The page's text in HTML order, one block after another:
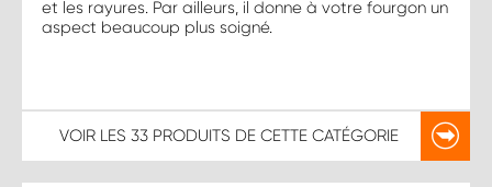
et les rayures. Par ailleurs, il donne à votre fourgon un
aspect beaucoup plus soigné.
VOIR LES 33 PRODUITS DE CETTE CATÉGORIE